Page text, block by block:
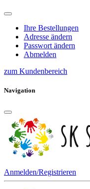
Ihre Bestellungen
Adresse ändern
Passwort ändern
Abmelden
zum Kundenbereich
Navigation
Anmelden/Registrieren